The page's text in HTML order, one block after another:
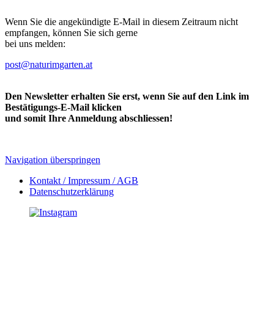
Wenn Sie die angekündigte E-Mail in diesem Zeitraum nicht
empfangen, können Sie sich gerne
bei uns melden:
post@naturimgarten.at
Den Newsletter erhalten Sie erst, wenn Sie auf den Link im
Bestätigungs-E-Mail klicken
und somit Ihre Anmeldung abschliessen!
Navigation überspringen
Kontakt / Impressum / AGB
Datenschutzerklärung